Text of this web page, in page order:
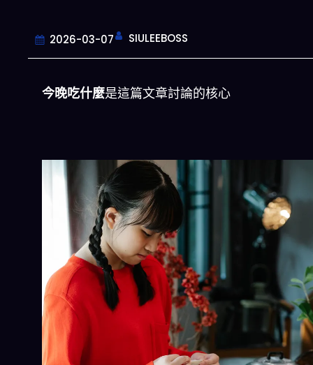
2026-03-07 SIULEEBOSS
今晚吃什麼是這篇文章討論的核心